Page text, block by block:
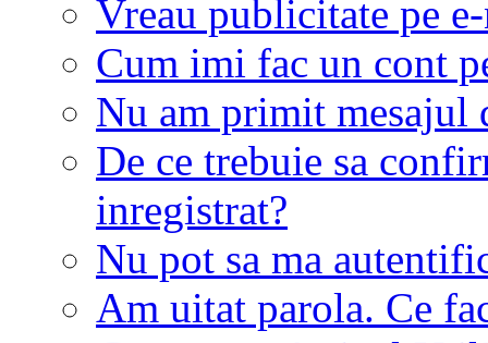
Vreau publicitate pe
Cum imi fac un cont
Nu am primit mesajul
De ce trebuie sa
inregistrat?
Nu pot sa ma
Am uitat parola. Ce